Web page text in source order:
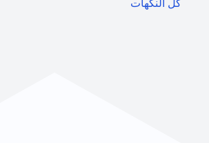
كل النكهات